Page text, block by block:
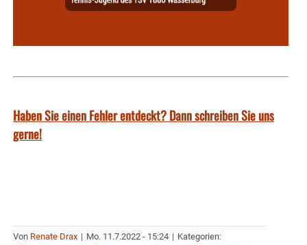
Haben Sie einen Fehler entdeckt? Dann schreiben Sie uns
gerne!
Von Renate Drax | Mo. 11.7.2022 - 15:24 | Kategorien: